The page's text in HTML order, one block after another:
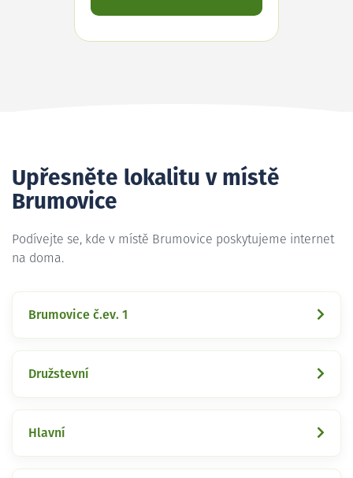
Upřesněte lokalitu v místě
Brumovice
Podívejte se, kde v místě Brumovice poskytujeme internet
na doma.
Brumovice č.ev. 1
Družstevní
Hlavní